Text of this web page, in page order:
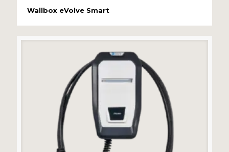
Wallbox eVolve Smart